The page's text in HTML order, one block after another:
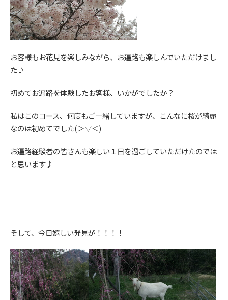
お客様もお花見を楽しみながら、お遍路も楽しんでいただけまし
た♪
初めてお遍路を体験したお客様、いかがでしたか？
私はこのコース、何度もご一緒していますが、こんなに桜が綺麗
なのは初めてでした(＞▽＜)
お遍路経験者の皆さんも楽しい１日を過ごしていただけたのでは
と思います♪
そして、今日嬉しい発見が！！！！